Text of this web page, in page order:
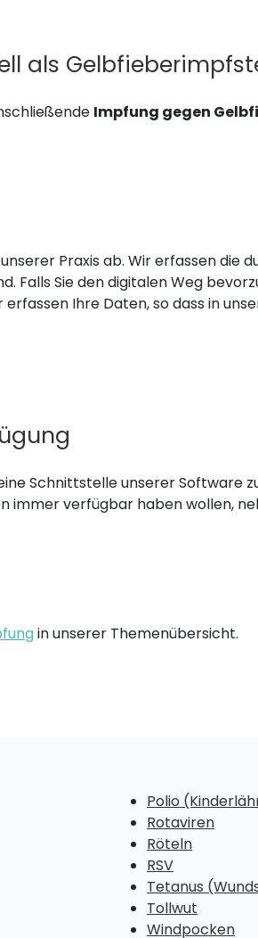
als
Impfung gegen
Praxis ab. Wir erfassen die
Falls Sie den digitalen Weg
Ihre Daten, so dass in
Schnittstelle unserer Software
immer verfügbar haben wollen,
in unserer Themenübersicht.
Polio
Rotaviren
Röteln
RSV
Tetanus
Tollwut
Windpocken